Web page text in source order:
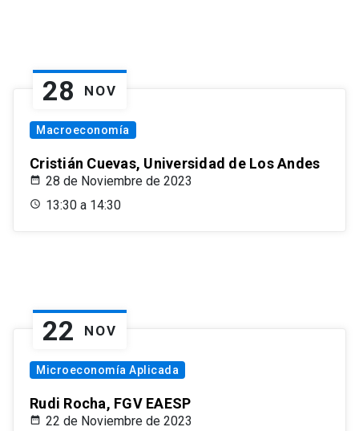
28 NOV
Macroeconomía
Cristián Cuevas, Universidad de Los Andes
28 de Noviembre de 2023
13:30 a 14:30
22 NOV
Microeconomía Aplicada
Rudi Rocha, FGV EAESP
22 de Noviembre de 2023